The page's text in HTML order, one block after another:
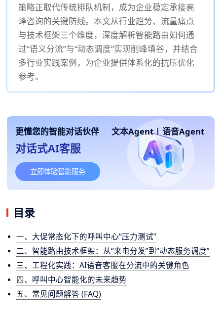
策略正取代传统排队机制，成为企业稳定承接高
峰咨询的关键防线。本文从行业趋势、流量痛点
与技术框架三个维度，深度解析智能路由如何通
过“语义分流”与“动态调度”实现削峰填谷，并结合
多行业实践案例，为企业提供体系化的抗压优化
参考。
更懂您的智能对话伙伴 文本Agent | 语音Agent
对话式AI客服
立即体验智能服务
目录
一、大促常态化下的呼叫中心“压力测试”
二、智能路由技术框架：从“来电分发”到“动态服务调度”
三、工程化实践：AI语音客服在分流中的关键角色
四、呼叫中心智能化的未来趋势
五、常见问题解答 (FAQ)